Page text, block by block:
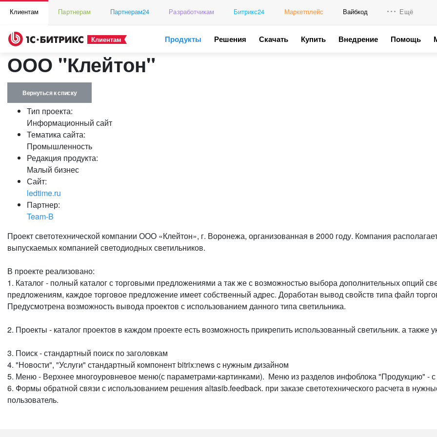
Клиентам Партнерам Партнерам24 Разработчикам Битрикс24 Маркетплейс Вайбкод Ещё
Клиентам Продукты Решения Скачать Купить Внедрение Помощь
ООО "Клейтон"
Вернуться к списку
Тип проекта:
Информационный сайт
Тематика сайта:
Промышленность
Редакция продукта:
Малый бизнес
Сайт:
ledtime.ru
Партнер:
Team-B
Проект светотехнической компании ООО «Клейтон», г. Воронежа, организованная в 2000 году. Компания
выпускаемых компанией светодиодных светильников.
В проекте реализовано:
1. Каталог - полный каталог с торговыми предложениями а так же с возможностью выбора дополнительных опций
предложениям, каждое торговое предложение имеет собственный адрес. Доработан вывод свойств типа файл
Предусмотрена возможность вывода проектов с использованием данного типа светильника.
2. Проекты - каталог проектов в каждом проекте есть возможность прикрепить использованный светильник. а также
3. Поиск - стандартный поиск по заголовкам
4. "Новости", "Услуги" стандартный компонент bitrix:news c нужным дизайном
5. Меню - Верхнее многоуровневое меню(с параметрами-картинками). Меню из разделов инфоблока "Продукцию" - с
6. Формы обратной связи с использованием решения altasib.feedback. при заказе светотехнического расчета в
пользователь.